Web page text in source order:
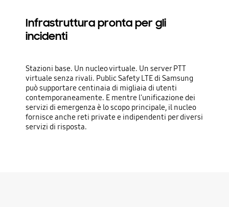
Infrastruttura pronta per gli
incidenti
Stazioni base. Un nucleo virtuale. Un server PTT
virtuale senza rivali. Public Safety LTE di Samsung
può supportare centinaia di migliaia di utenti
contemporaneamente. E mentre l'unificazione dei
servizi di emergenza è lo scopo principale, il nucleo
fornisce anche reti private e indipendenti per diversi
servizi di risposta.